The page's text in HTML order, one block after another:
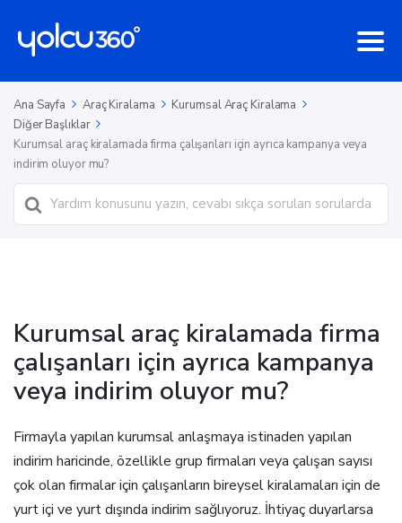
Ana Sayfa Araç Kiralama
Kurumsal Araç Kiralama
Diğer Başlıklar
Kurumsal araç kiralamada firma çalışanları için ayrıca kampanya veya
indirim oluyor mu?
Ara
Kurumsal araç kiralamada firma
çalışanları için ayrıca kampanya
veya indirim oluyor mu?
Firmayla yapılan kurumsal anlaşmaya istinaden yapılan
indirim haricinde, özellikle grup firmaları veya çalışan sayısı
çok olan firmalar için çalışanların bireysel kiralamaları için de
yurt içi ve yurt dışında indirim sağlıyoruz. İhtiyaç duyarlarsa